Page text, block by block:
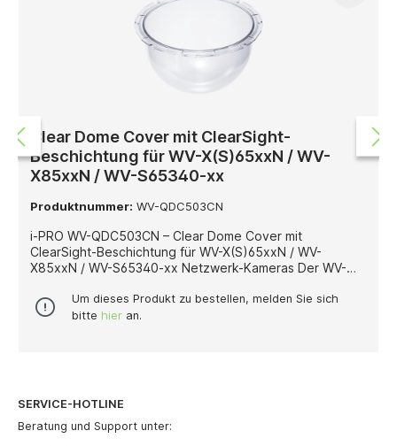
Clear Dome Cover mit ClearSight-
Beschichtung für WV-X(S)65xxN / WV-
X85xxN / WV-S65340-xx
Produktnummer: WV-QDC503CN
i-PRO WV-QDC503CN – Clear Dome Cover mit
ClearSight-Beschichtung für WV-X(S)65xxN / WV-
X85xxN / WV-S65340-xx Netzwerk-Kameras Der WV-
integrierter ClearSight-Beschichtung, das speziell für die
Netzwerk-Kameraserien WV-X(S)65xxN, WV-X85xxN
Dank der ClearSight-Beschichtung werden störende
Effekte durch Wasser, Schmutz oder Kondensate auf der
Um dieses Produkt zu bestellen, melden Sie sich
bitte hier an.
SERVICE-HOTLINE
Beratung und Support unter: